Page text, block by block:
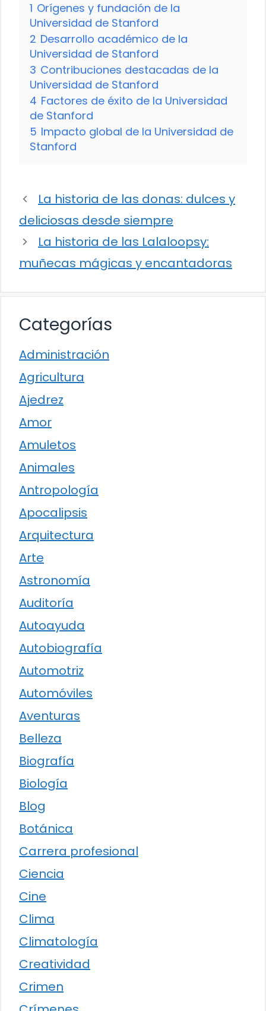
1 Orígenes y fundación de la
Universidad de Stanford
2 Desarrollo académico de la
Universidad de Stanford
3 Contribuciones destacadas de la
Universidad de Stanford
4 Factores de éxito de la Universidad
de Stanford
5 Impacto global de la Universidad de
Stanford
La historia de las donas: dulces y
deliciosas desde siempre
La historia de las Lalaloopsy:
muñecas mágicas y encantadoras
Categorías
Administración
Agricultura
Ajedrez
Amor
Amuletos
Animales
Antropología
Apocalipsis
Arquitectura
Arte
Astronomía
Auditoría
Autoayuda
Autobiografía
Automotriz
Automóviles
Aventuras
Belleza
Biografía
Biología
Blog
Botánica
Carrera profesional
Ciencia
Cine
Clima
Climatología
Creatividad
Crimen